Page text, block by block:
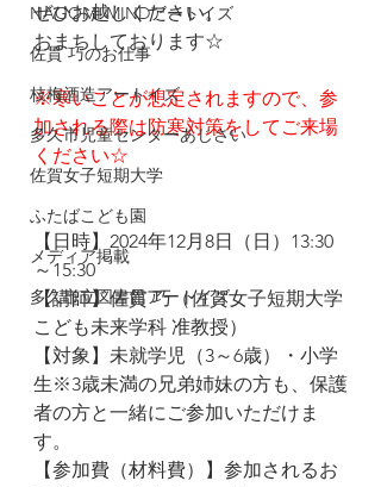
NAGOMI MINDアートイズ
佐貫 巧のお仕事
枝梅酒造アートイズ
多久市児童センターあじさい
佐賀女子短期大学
ふたばこども園
メディア掲載
多久市立図書館アートイズ
ぜひお越しください。
おまちしております☆
※寒いことが想定されますので、参
加される際は防寒対策をしてご来場
ください☆
【日時】2024年12月8日（日）13:30
～15:30
【講師】佐貫 巧（佐賀女子短期大学
こども未来学科 准教授）
【対象】未就学児（3～6歳）・小学
生※3歳未満の兄弟姉妹の方も、保護
者の方と一緒にご参加いただけま
す。
【参加費（材料費）】参加されるお